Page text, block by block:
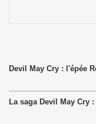
Devil May Cry : l'épée
La saga Devil May Cry